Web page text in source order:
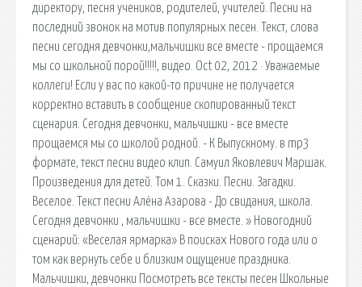
директору, песня учеников, родителей, учителей. Песни на
последний звонок на мотив популярных песен. Текст, слова
песни сегодня девчонки,мальчишки все вместе - прощаемся
мы со школьной порой!!!!!, видео. Oct 02, 2012 · Уважаемые
коллеги! Если у вас по какой-то причине не получается
корректно вставить в сообщение скопированный текст
сценария. Сегодня девчонки, мальчишки - все вместе
прощаемся мы со школой родной. - К Выпускному. в mp3
формате, текст песни видео клип. Самуил Яковлевич Маршак.
Произведения для детей. Том 1. Сказки. Песни. Загадки.
Веселое. Текст песни Алёна Азарова - До свидания, школа.
Сегодня девчонки , мальчишки - все вместе. » Новогодний
сценарий: «Веселая ярмарка» В поисках Нового года или о
том как вернуть себе и близким ощущение праздника.
Мальчишки, девчонки Посмотреть все тексты песен Школьные